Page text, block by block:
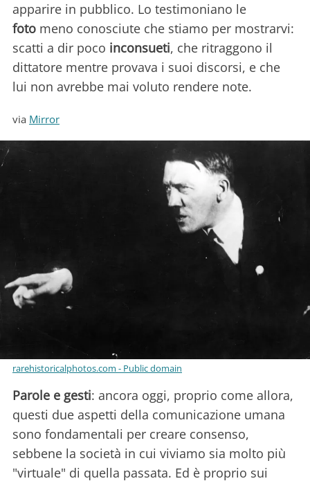
apparire in pubblico. Lo testimoniano le
foto meno conosciute che stiamo per mostrarvi:
scatti a dir poco inconsueti, che ritraggono il
dittatore mentre provava i suoi discorsi, e che
lui non avrebbe mai voluto rendere note.
via Mirror
rarehistoricalphotos.com - Public domain
Parole e gesti: ancora oggi, proprio come allora,
questi due aspetti della comunicazione umana
sono fondamentali per creare consenso,
sebbene la società in cui viviamo sia molto più
"virtuale" di quella passata. Ed è proprio sui